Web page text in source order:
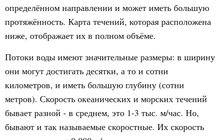
определённом направлении и может иметь большую
протяжённость. Карта течений, которая расположена
ниже, отображает их в полном объёме.
Потоки воды имеют значительные размеры: в ширину
они могут достигать десятки, а то и сотни
километров, и иметь большую глубину (сотни
метров). Скорость океанических и морских течений
бывает разной - в среднем, это 1-3 тыс. м/час. Но,
бывают и так называемые скоростные. Их скорость